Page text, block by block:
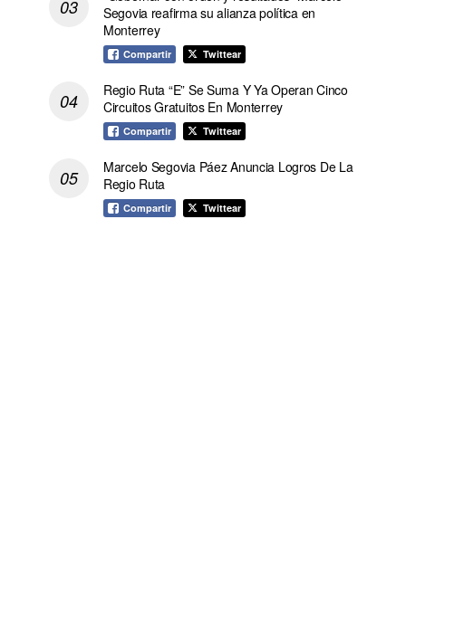
Segovia reafirma su alianza política en
Monterrey
Compartir Twittear
Regio Ruta “E” Se Suma Y Ya Operan Cinco
Circuitos Gratuitos En Monterrey
Compartir Twittear
Marcelo Segovia Páez Anuncia Logros De La
Regio Ruta
Compartir Twittear